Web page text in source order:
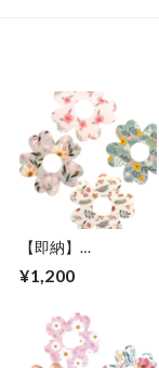
【即納】
応 防水・通気性
［センサー部分接着
なし センサー用固
定パッチ ］4枚
¥1,200